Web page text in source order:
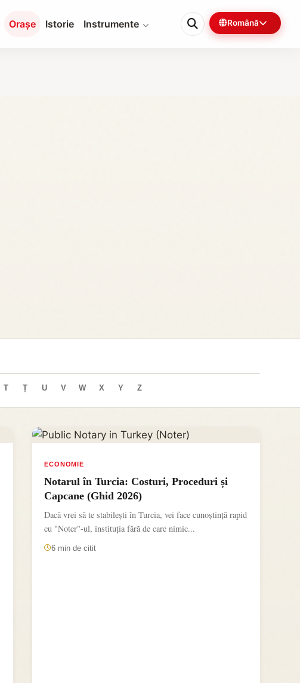
Orașe Istorie Instrumente Română
T Ț U V W X Y Z
ECONOMIE
Notarul în Turcia: Costuri, Proceduri și
Capcane (Ghid 2026)
Dacă vrei să te stabilești în Turcia, vei face cunoștință rapid
cu "Noter"-ul, instituția fără de care nimic...
6 min de citit